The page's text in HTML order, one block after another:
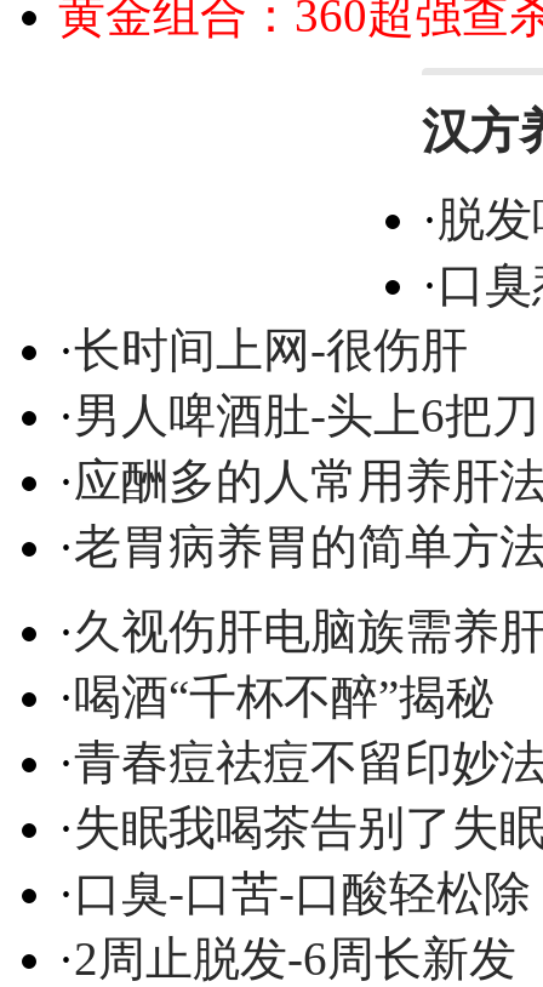
黄金组合：360超强查
汉方
·脱
·口
·长时间上网-很伤肝
·男人啤酒肚-头上6把刀
·应酬多的人常用养肝
·老胃病养胃的简单方
·久视伤肝电脑族需养
·喝酒“千杯不醉”揭秘
·青春痘祛痘不留印妙
·失眠我喝茶告别了失
·口臭-口苦-口酸轻松除
·2周止脱发-6周长新发